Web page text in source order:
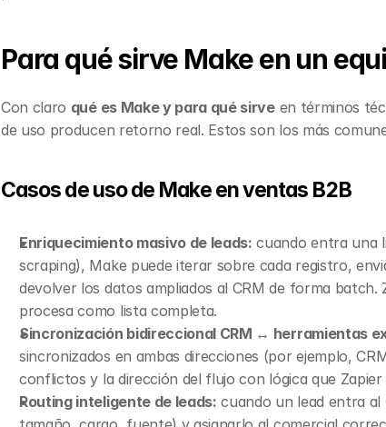
Para qué sirve Make en un
Con claro qué es Make y para qué sirve en términos
de uso producen retorno real. Estos son los más
Casos de uso de Make en ventas B2B
Enriquecimiento masivo de leads: cuando entra una
scraping), Make puede iterar sobre cada registro,
devolver los datos ampliados al CRM de forma
procesa como lista completa.
Sincronización bidireccional CRM ↔ herramientas
sincronizados en ambas direcciones (por ejemplo,
conflictos y la dirección del flujo con lógica que
Routing inteligente de leads: cuando un lead entra